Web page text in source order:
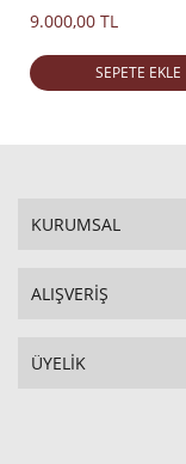
9.000,00 TL
SEPETE EKLE
KURUMSAL
ALIŞVERİŞ
ÜYELİK